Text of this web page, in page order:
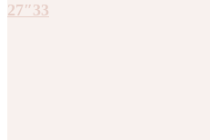
27″33